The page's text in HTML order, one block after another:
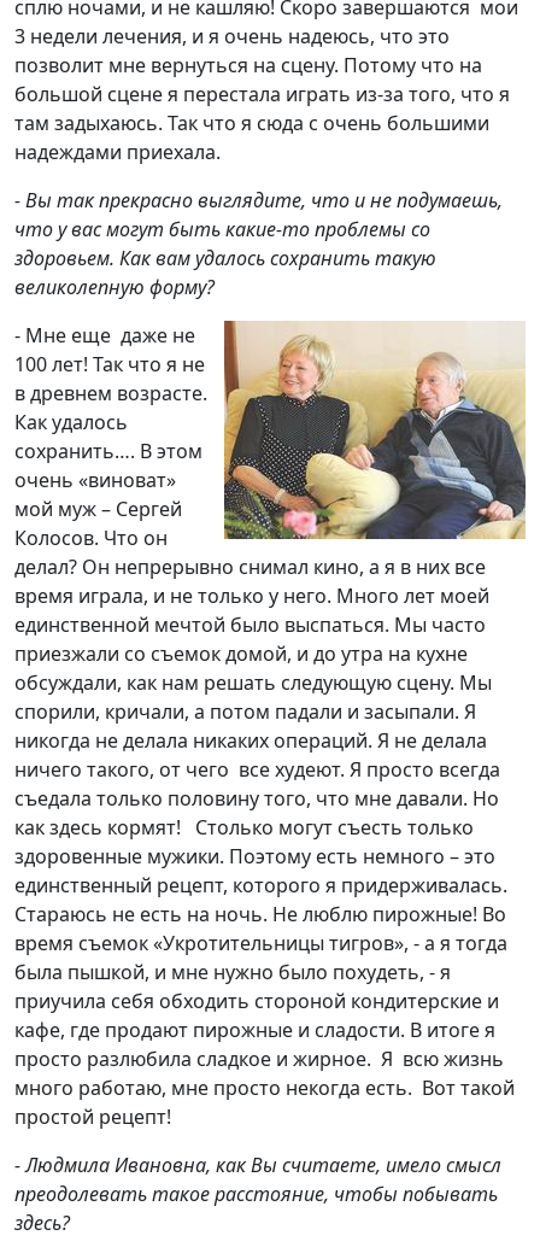
сплю ночами, и не кашляю! Скоро завершаются мои
3 недели лечения, и я очень надеюсь, что это
позволит мне вернуться на сцену. Потому что на
большой сцене я перестала играть из-за того, что я
там задыхаюсь. Так что я сюда с очень большими
надеждами приехала.
- Вы так прекрасно выглядите, что и не подумаешь,
что у вас могут быть какие-то проблемы со
здоровьем. Как вам удалось сохранить такую
великолепную форму?
- Мне еще даже не
100 лет! Так что я не
в древнем возрасте.
Как удалось
сохранить…. В этом
очень «виноват»
мой муж – Сергей
Колосов. Что он
делал? Он непрерывно снимал кино, а я в них все
время играла, и не только у него. Много лет моей
единственной мечтой было выспаться. Мы часто
приезжали со съемок домой, и до утра на кухне
обсуждали, как нам решать следующую сцену. Мы
спорили, кричали, а потом падали и засыпали. Я
никогда не делала никаких операций. Я не делала
ничего такого, от чего все худеют. Я просто всегда
съедала только половину того, что мне давали. Но
как здесь кормят! Столько могут съесть только
здоровенные мужики. Поэтому есть немного – это
единственный рецепт, которого я придерживалась.
Стараюсь не есть на ночь. Не люблю пирожные! Во
время съемок «Укротительницы тигров», - а я тогда
была пышкой, и мне нужно было похудеть, - я
приучила себя обходить стороной кондитерские и
кафе, где продают пирожные и сладости. В итоге я
просто разлюбила сладкое и жирное. Я всю жизнь
много работаю, мне просто некогда есть. Вот такой
простой рецепт!
- Людмила Ивановна, как Вы считаете, имело смысл
преодолевать такое расстояние, чтобы побывать
здесь?